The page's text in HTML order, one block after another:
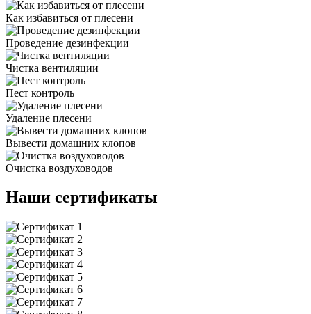
Как избавиться от плесени
Проведение дезинфекции
Чистка вентиляции
Пест контроль
Удаление плесени
Вывести домашних клопов
Очистка воздуховодов
Наши сертификаты